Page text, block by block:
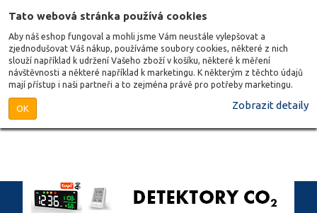
Tato webová stránka používá cookies
Aby náš eshop fungoval a mohli jsme Vám neustále vylepšovat a
zjednodušovat Váš nákup, používáme soubory cookies, některé z nich
slouží například k udržení Vašeho zboží v košíku, některé k měření
návštěvnosti a některé například k marketingu. K některým z těchto údajů
mají přístup i naši partneři a to zejména právě pro potřeby marketingu.
OK Zobrazit detaily